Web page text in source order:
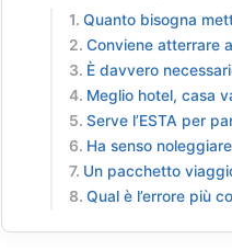
Quanto bisogna
Conviene atterrare
È davvero
Meglio hotel, casa
Serve l’ESTA per
Ha senso noleggiare
Un pacchetto
Qual è l’errore più